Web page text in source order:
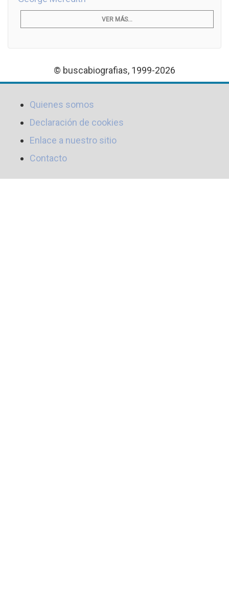
VER MÁS...
© buscabiografias, 1999-2026
Quienes somos
Declaración de cookies
Enlace a nuestro sitio
Contacto